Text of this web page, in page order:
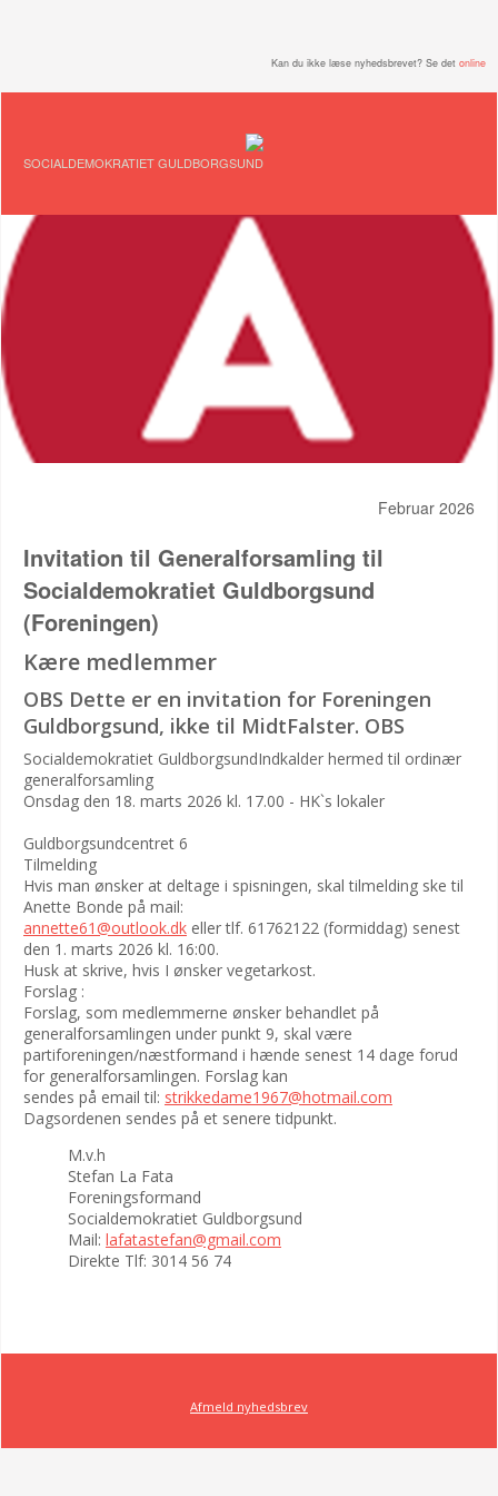
Kan du ikke læse nyhedsbrevet? Se det online
SOCIALDEMOKRATIET GULDBORGSUND
Februar 2026
Invitation til Generalforsamling til
Socialdemokratiet Guldborgsund
(Foreningen)
Kære medlemmer
OBS Dette er en invitation for Foreningen
Guldborgsund, ikke til MidtFalster. OBS
Socialdemokratiet GuldborgsundIndkalder hermed til ordinær
generalforsamling
Onsdag den 18. marts 2026 kl. 17.00 - HK`s lokaler
Guldborgsundcentret 6
Tilmelding
Hvis man ønsker at deltage i spisningen, skal tilmelding ske til
Anette Bonde på mail:
annette61@outlook.dk eller tlf. 61762122 (formiddag) senest
den 1. marts 2026 kl. 16:00.
Husk at skrive, hvis I ønsker vegetarkost.
Forslag :
Forslag, som medlemmerne ønsker behandlet på
generalforsamlingen under punkt 9, skal være
partiforeningen/næstformand i hænde senest 14 dage forud
for generalforsamlingen. Forslag kan
sendes på email til: strikkedame1967@hotmail.com
Dagsordenen sendes på et senere tidpunkt.
M.v.h
Stefan La Fata
Foreningsformand
Socialdemokratiet Guldborgsund
Mail: lafatastefan@gmail.com
Direkte Tlf: 3014 56 74
Afmeld nyhedsbrev